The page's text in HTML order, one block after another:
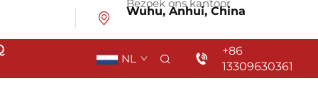
Bezoek ons kantoor
Wuhu, Anhui, China
NL
+86
13309630361